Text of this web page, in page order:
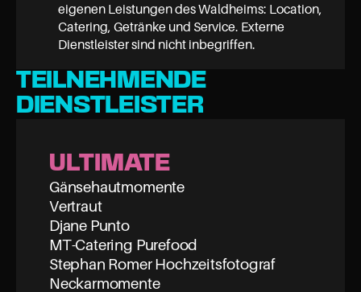
eigenen Leistungen des Waldheims: Location,
Catering, Getränke und Service. Externe
Dienstleister sind nicht inbegriffen.
TEILNEHMENDE
DIENSTLEISTER
ULTIMATE
Gänsehautmomente
Vertraut
Djane Punto
MT-Catering Purefood
Stephan Romer Hochzeitsfotograf
Neckarmomente